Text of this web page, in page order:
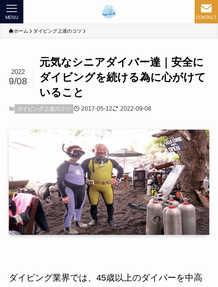
CONTACT
MENU
ホーム ダイビング上達のコツ
元気なシニアダイバー達｜安全に
ダイビングを続ける為に心がけて
いること
2022
9/08
ダイビング上達のコツ 2017-05-12 2022-09-08
ダイビング業界では、45歳以上のダイバーを中高